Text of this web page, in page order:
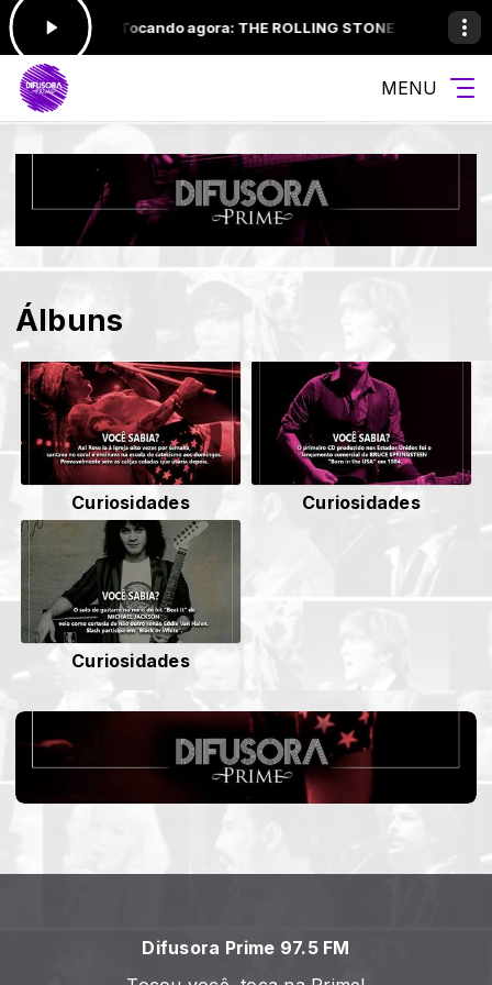
às 12:00 - Tocando agora: THE ROLLING STONES - GIMME
MENU
Álbuns
Curiosidades Curiosidades
Curiosidades
Difusora Prime 97.5 FM